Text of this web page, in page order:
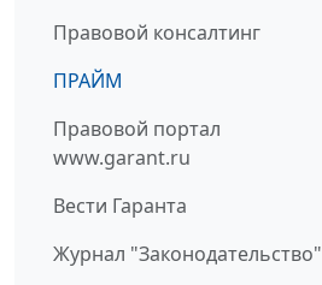
Правовой консалтинг
ПРАЙМ
Правовой портал
www.garant.ru
Вести Гаранта
Журнал "Законодательство"